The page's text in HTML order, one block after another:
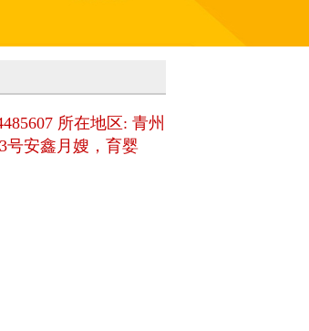
所在地区: 青州
号安鑫月嫂，育婴